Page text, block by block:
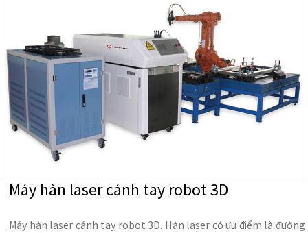
Máy hàn laser cánh tay robot 3D
Máy hàn laser cánh tay robot 3D. Hàn laser có ưu điểm là đường